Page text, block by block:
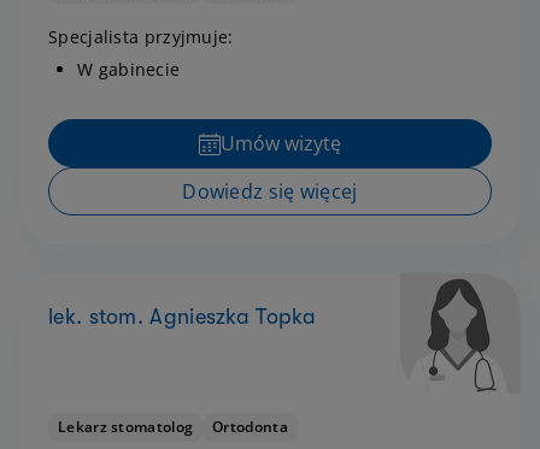
Specjalista przyjmuje:
W gabinecie
Umów wizytę
Dowiedz się więcej
lek. stom. Agnieszka Topka
Lekarz stomatolog Ortodonta